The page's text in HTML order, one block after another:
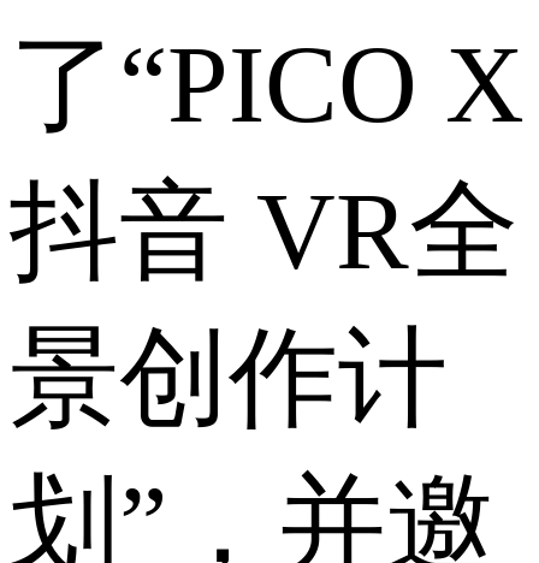
了“PICO X
抖音 VR全
景创作计
划”，并邀